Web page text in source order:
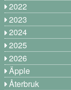
2022
2023
2024
2025
2026
Äpple
Återbruk